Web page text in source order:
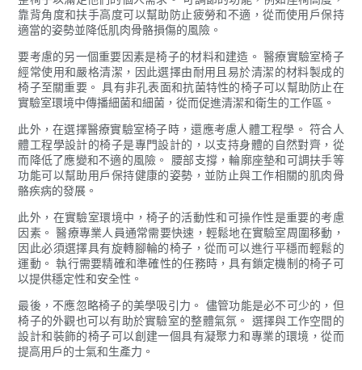
靠背角度和扶手高度可以幫助防止疲勞和不適，從而使用戶保持
適當的姿勢並降低肌肉骨骼損傷的風險。
要考慮的另一個重要因素是椅子的材料和建造。 醫療實驗室椅子
經常使用和嚴格清潔，因此選擇由耐用且易於清潔的材料製成的
椅子至關重要。 具有非孔表面和抗菌特性的椅子可以幫助防止在
實驗室環境中傳播細菌和細菌，從而促進清潔和衛生的工作區。
此外，在選擇醫療實驗室椅子時，還應考慮人體工程學。 符合人
體工程學設計的椅子是專門設計的，以支持身體的自然對齊，從
而降低了應變和不適的風險。 腰部支撐，輪廓座墊和可調扶手等
功能可以幫助用戶保持健康的姿勢，並防止與工作相關的肌肉骨
骼疾病的發展。
此外，在實驗室環境中，椅子的活動性和可操作性是重要的考慮
因素。 醫療專業人員通常需要快速，輕鬆地在實驗室周圍移動，
因此必須選擇具有旋轉腳輪的椅子，從而可以進行平穩而輕鬆的
運動。 執行需要精確和準確性的任務時，具有鎖定機制的椅子可
以提供穩定性和安全性。
最後，不應忽略椅子的美學吸引力。 儘管功能是必不可少的，但
椅子的外觀也可以有助於實驗室的整體氣氛。 選擇與工作空間的
設計和裝飾的椅子可以創建一個具有凝聚力和專業的環境，從而
提高用戶的士氣和生產力。